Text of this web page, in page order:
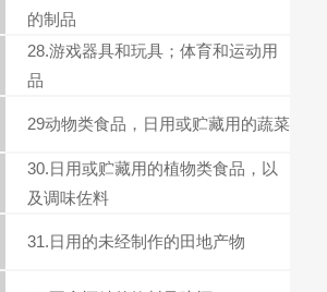
的制品
28.游戏器具和玩具；体育和运动用
品
29动物类食品，日用或贮藏用的蔬菜
30.日用或贮藏用的植物类食品，以
及调味佐料
31.日用的未经制作的田地产物